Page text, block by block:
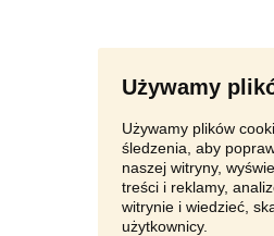
Używamy
Używamy plików
śledzenia, aby
naszej witryny,
treści i reklamy,
witrynie i wiedzieć,
użytkownicy.